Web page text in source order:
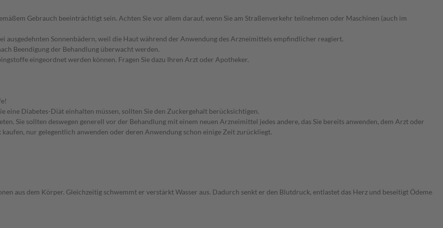
Gebrauch beeinträchtigt sein. Achten Sie vor allem darauf, wenn Sie am Straßenverkehr teilnehmen oder Maschinen (auch im
ausgedehnten Sonnenbädern, weil die Haut während der Anwendung des Arzneimittels empfindlicher reagiert.
Beendigung der Behandlung überwacht werden.
eingeordnet werden können. Fragen Sie dazu Ihren Arzt oder Apotheker.
eine Diabetes-Diät einhalten müssen, sollten Sie den Zuckergehalt berücksichtigen.
Sie sollten deswegen generell vor der Behandlung mit einem neuen Arzneimittel jedes andere, das Sie bereits anwenden, dem Arzt oder
nur gelegentlich anwenden oder deren Anwendung schon einige Zeit zurückliegt.
aus dem Körper. Gleichzeitig schwemmt er verstärkt Wasser aus. Dadurch senkt er den Blutdruck, entlastet das Herz und beseitigt Ödeme